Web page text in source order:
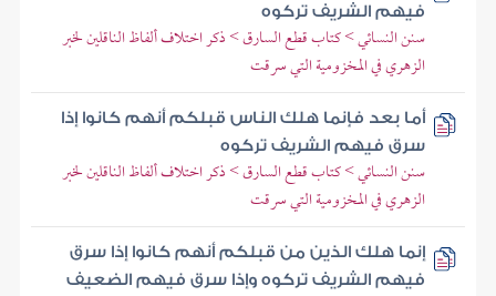
فيهم الشريف تركوه
سنن النسائي > كتاب قطع السارق > ذكر اختلاف ألفاظ الناقلين لخبر
الزهري في المخزومية التي سرقت
أما بعد فإنما هلك الناس قبلكم أنهم كانوا إذا
سرق فيهم الشريف تركوه
سنن النسائي > كتاب قطع السارق > ذكر اختلاف ألفاظ الناقلين لخبر
الزهري في المخزومية التي سرقت
إنما هلك الذين من قبلكم أنهم كانوا إذا سرق
فيهم الشريف تركوه وإذا سرق فيهم الضعيف